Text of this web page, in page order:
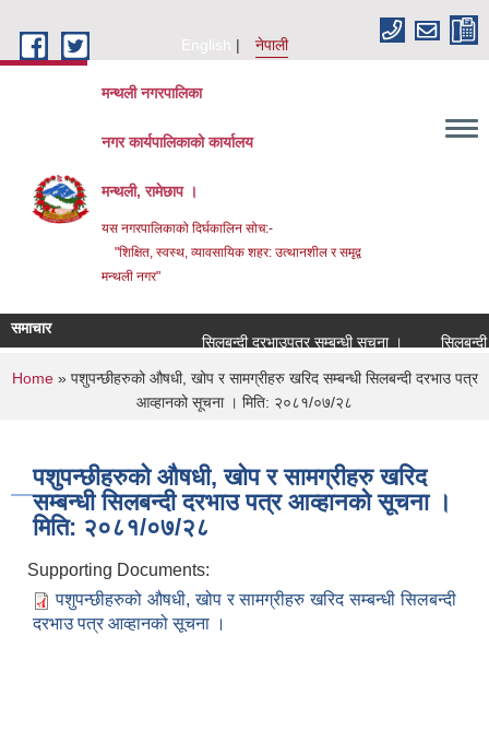
English
नेपाली
मन्थली नगरपालिका
नगर कार्यपालिकाको कार्यालय
मन्थली, रामेछाप ।
यस नगरपालिकाको दिर्घकालिन सोच:-
"शिक्षित, स्वस्थ, व्यावसायिक शहर: उत्थानशील र समृद्व
मन्थली नगर"
समाचार
सिलबन्दी दरभाउपत्र सम्बन्धी सूचना ।
सिलबन्दी
You are here
Home» पशुपन्छीहरुको औषधी, खोप र सामग्रीहरु खरिद सम्बन्धी सिलबन्दी दरभाउ पत्र
आव्हानको सूचना । मिति: २०८१/०७/२८
पशुपन्छीहरुको औषधी, खोप र सामग्रीहरु खरिद
सम्बन्धी सिलबन्दी दरभाउ पत्र आव्हानको सूचना ।
मिति: २०८१/०७/२८
Supporting Documents:
पशुपन्छीहरुको औषधी, खोप र सामग्रीहरु खरिद सम्बन्धी सिलबन्दी
दरभाउ पत्र आव्हानको सूचना ।